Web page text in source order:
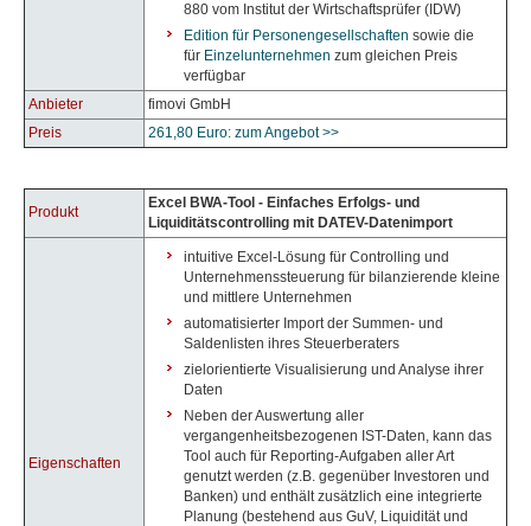
880 vom Institut der Wirtschaftsprüfer (IDW)
Edition für Personengesellschaften sowie die
für Einzelunternehmen zum gleichen Preis
verfügbar
Anbieter
fimovi GmbH
Preis
261,80 Euro: zum Angebot >>
Produkt
Excel BWA-Tool - Einfaches Erfolgs- und
Liquiditätscontrolling mit DATEV-Datenimport
Eigenschaften
intuitive Excel-Lösung für Controlling und
Unternehmenssteuerung für bilanzierende kleine
und mittlere Unternehmen
automatisierter Import der Summen- und
Saldenlisten ihres Steuerberaters
zielorientierte Visualisierung und Analyse ihrer
Daten
Neben der Auswertung aller
vergangenheitsbezogenen IST-Daten, kann das
Tool auch für Reporting-Aufgaben aller Art
genutzt werden (z.B. gegenüber Investoren und
Banken) und enthält zusätzlich eine integrierte
Planung (bestehend aus GuV, Liquidität und